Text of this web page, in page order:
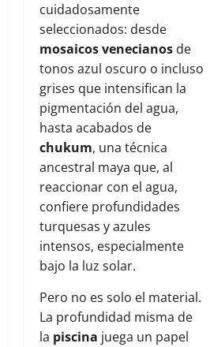
cuidadosamente
seleccionados: desde
mosaicos venecianos de
tonos azul oscuro o incluso
grises que intensifican la
pigmentación del agua,
hasta acabados de
chukum, una técnica
ancestral maya que, al
reaccionar con el agua,
confiere profundidades
turquesas y azules
intensos, especialmente
bajo la luz solar.
Pero no es solo el material.
La profundidad misma de
la piscina juega un papel